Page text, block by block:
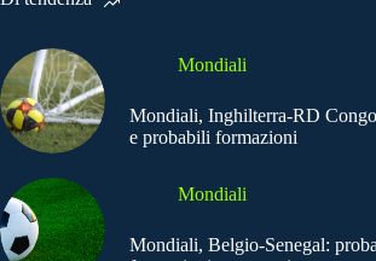
Mondiali
Mondiali, Inghilterra-RD
e probabili formazioni
Mondiali
Mondiali, Belgio-Senegal: